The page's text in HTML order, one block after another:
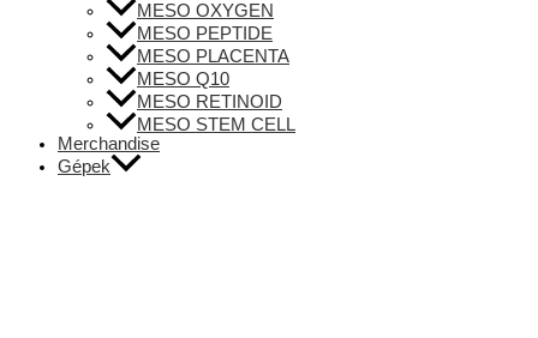
MESO OXYGEN
MESO PEPTIDE
MESO PLACENTA
MESO Q10
MESO RETINOID
MESO STEM CELL
Merchandise
Gépek